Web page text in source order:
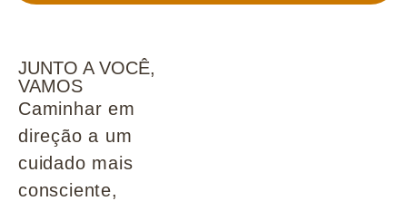
JUNTO A VOCÊ,
VAMOS
Caminhar em
direção a um
cuidado mais
consciente,